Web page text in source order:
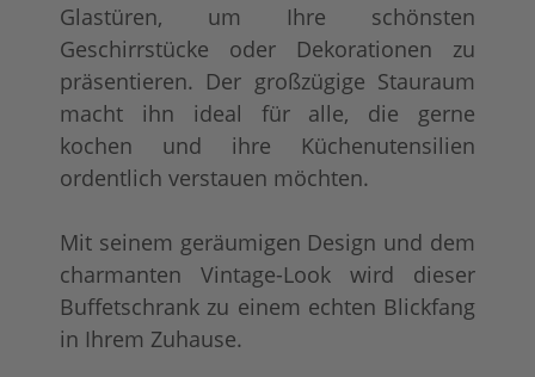
Glastüren, um Ihre schönsten
Geschirrstücke oder Dekorationen zu
präsentieren. Der großzügige Stauraum
macht ihn ideal für alle, die gerne
kochen und ihre Küchenutensilien
ordentlich verstauen möchten.
Mit seinem geräumigen Design und dem
charmanten Vintage-Look wird dieser
Buffetschrank zu einem echten Blickfang
in Ihrem Zuhause.